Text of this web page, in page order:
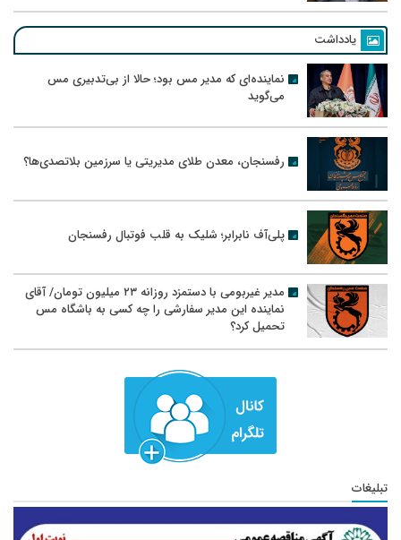
یادداشت
نماینده‌ای که مدیر مس بود؛ حالا از بی‌تدبیری مس
می‌گوید
رفسنجان، معدن طلای مدیریتی یا سرزمین بلاتصدی‌ها؟
پلی‌آف نابرابر؛ شلیک به قلب فوتبال رفسنجان
مدیر غیربومی با دستمزد روزانه ۲۳ میلیون تومان/ آقای
نماینده این مدیر سفارشی را چه کسی به باشگاه مس
تحمیل کرد؟
تبلیغات